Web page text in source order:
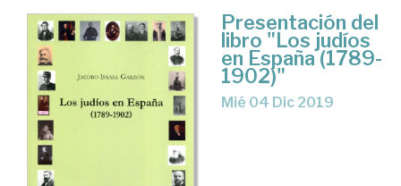
Presentación del
libro "Los judíos
en España (1789-
1902)"
Mié 04 Dic 2019